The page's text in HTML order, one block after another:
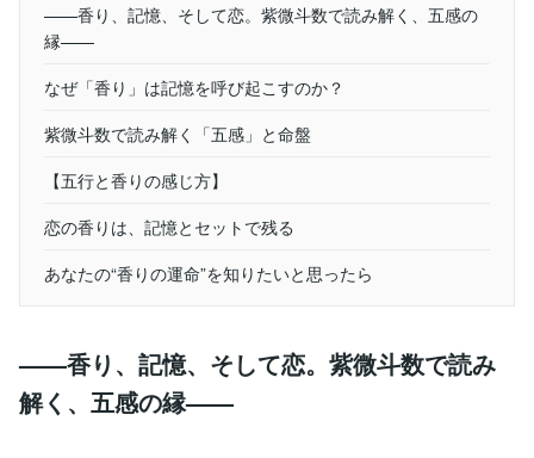
——香り、記憶、そして恋。紫微斗数で読み解く、五感の
縁——
なぜ「香り」は記憶を呼び起こすのか？
紫微斗数で読み解く「五感」と命盤
【五行と香りの感じ方】
恋の香りは、記憶とセットで残る
あなたの“香りの運命”を知りたいと思ったら
——香り、記憶、そして恋。紫微斗数で読み
解く、五感の縁——